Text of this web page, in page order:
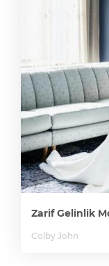
Zarif Gelinlik
Colby John